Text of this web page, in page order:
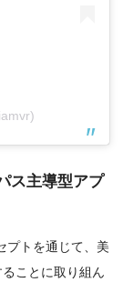
ス主導型アプ
プトを通じて、美
ことに取り組ん